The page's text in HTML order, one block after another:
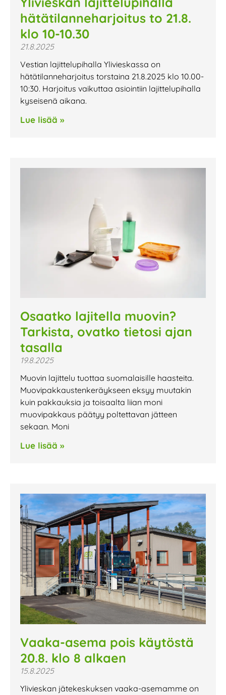
hätätilanneharjoitus to 21.8.
klo 10-10.30
21.8.2025
Vestian lajittelupihalla Ylivieskassa on
hätätilanneharjoitus torstaina 21.8.2025 klo 10.00-
10:30. Harjoitus vaikuttaa asiointiin lajittelupihalla
kyseisenä aikana.
Lue lisää »
Osaatko lajitella muovin?
Tarkista, ovatko tietosi ajan
tasalla
19.8.2025
Muovin lajittelu tuottaa suomalaisille haasteita.
Muovipakkaustenkeräykseen eksyy muutakin
kuin pakkauksia ja toisaalta liian moni
muovipakkaus päätyy poltettavan jätteen
sekaan. Moni
Lue lisää »
Vaaka-asema pois käytöstä
20.8. klo 8 alkaen
15.8.2025
Ylivieskan jätekeskuksen vaaka-asemamme on